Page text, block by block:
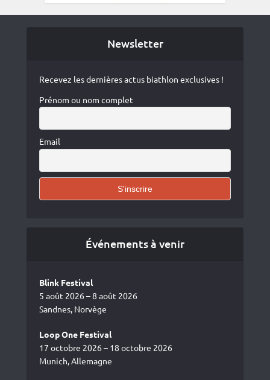
Newsletter
Recevez les dernières actus biathlon exclusives !
Prénom ou nom complet
Email
Événements à venir
Blink Festival
5 août 2026 – 8 août 2026
Sandnes, Norvège
Loop One Festival
17 octobre 2026 – 18 octobre 2026
Munich, Allemagne